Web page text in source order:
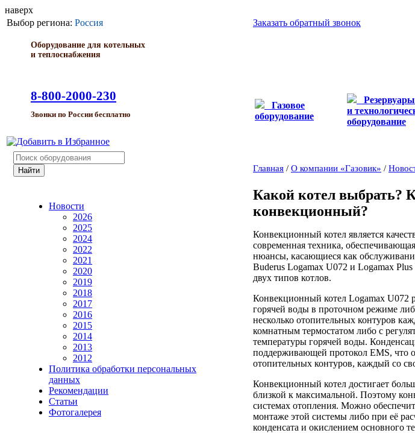
наверх
Выбор региона: Россия
Оборудование для котельных
и теплоснабжения
8-800-2000-230
Звонки по России бесплатно
Заказать обратный звонок
Газовое
оборудование
Резервуары
и
оборудование
Новости
2026
2025
2024
2022
2021
2020
2019
2018
2017
2016
2015
2014
2013
2012
Политика обработки персональных
данных
Рекомендации
Статьи
Фотогалерея
Главная / О компании «Газовик» /
Какой котел выбрать?
конвекционный?
Конвекционный котел является
современная техника,
нюансы, касающиеся как
Buderus Logamax U072 и Logamax
двух типов котлов.
Конвекционный котел Logamax U072
горячей воды в проточном режиме
несколько отопительных контуров
комнатным термостатом либо с
температуры горячей воды.
поддерживающей протокол EMS, что
отопительных контуров, каждый со
Конвекционный котел достигает
близкой к максимальной. Поэтому
системах отопления. Можно
монтаже этой системы либо при её
конденсата и окислением основного